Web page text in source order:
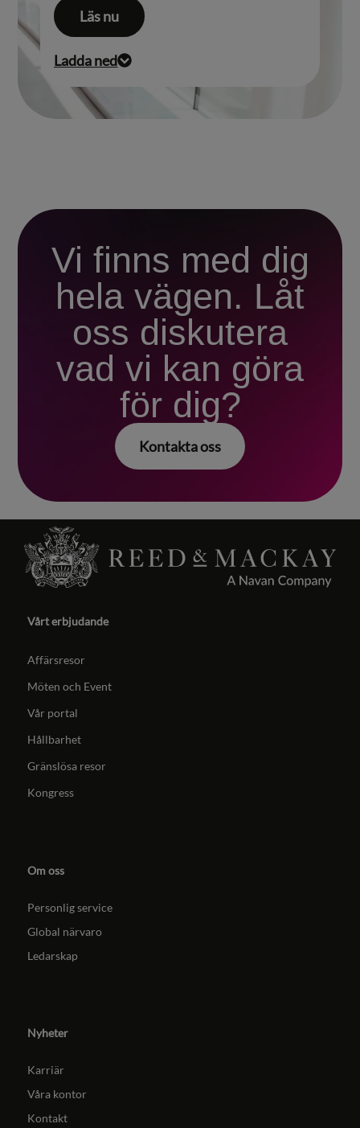
Läs nu
Ladda ned
Vi finns med dig
hela vägen. Låt
oss diskutera
vad vi kan göra
för dig?
Kontakta oss
Vårt erbjudande
Affärsresor
Möten och Event
Vår portal
Hållbarhet
Gränslösa resor
Kongress
Om oss
Personlig service
Global närvaro
Ledarskap
Nyheter
Karriär
Våra kontor
Kontakt